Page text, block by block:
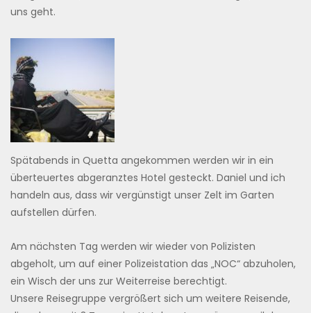
uns geht.
Spätabends in Quetta angekommen werden wir in ein
überteuertes abgeranztes Hotel gesteckt. Daniel und ich
handeln aus, dass wir vergünstigt unser Zelt im Garten
aufstellen dürfen.
Am nächsten Tag werden wir wieder von Polizisten
abgeholt, um auf einer Polizeistation das „NOC“ abzuholen,
ein Wisch der uns zur Weiterreise berechtigt.
Unsere Reisegruppe vergrößert sich um weitere Reisende,